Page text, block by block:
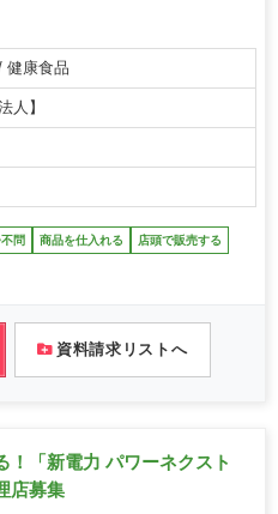
健康食品
人】
問 商品を仕入れる 店頭で販売する
資料請求リストへ
！「新電力 パワーネクスト
店募集